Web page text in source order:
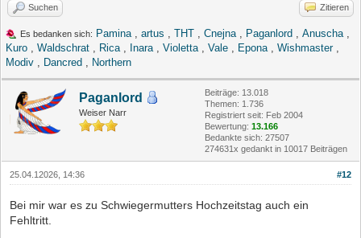
Suchen Zitieren
Es bedanken sich: Pamina artus THT Cnejna Paganlord Anuscha
Kuro
Waldschrat Rica Inara Violetta Vale Epona Wishmaster,
Modiv
Dancred Northern
Paganlord
Weiser Narr
Beiträge: 13.018
Themen: 1.736
Registriert seit: Feb 2004
Bewertung: 13.166
Bedankte sich: 27507
274631x gedankt in 10017 Beiträgen
#12
25.04.12026, 14:36
Bei mir war es zu Schwiegermutters Hochzeitstag auch ein
Fehltritt.